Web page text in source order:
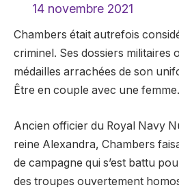
14 novembre 2021
Chambers était autrefois
criminel. Ses dossiers militaires
médailles arrachées de son
Être en couple avec une femme.
Ancien officier du Royal Navy
reine Alexandra, Chambers
de campagne qui s’est battu
des troupes ouvertement